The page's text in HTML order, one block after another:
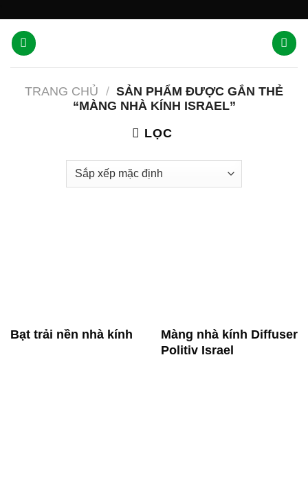
content
TRANG CHỦ / SẢN PHẨM ĐƯỢC GẮN THẺ
“MÀNG NHÀ KÍNH ISRAEL”
LỌC
Bạt trải nền nhà kính
Màng nhà kính Diffuser
Politiv Israel